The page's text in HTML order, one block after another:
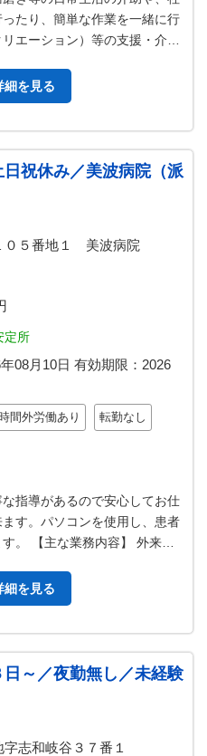
たり、簡単な作業を一緒に行
エーション）等の支援・介護
細を見る
祝休み／美波病院（派
０５番地１ 美波病院
定所
08月10日 有効期限： 2026
時間外労働あり 転勤なし
指導があるので安心してお仕
す。パソコンを使用し、患者
。 【主な業務内容】 外来受
細を見る
～／夜勤無し／未経験
志和岐谷３７番１